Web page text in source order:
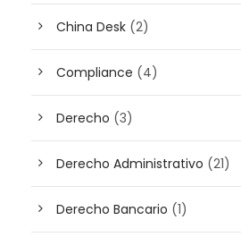
China Desk (2)
Compliance (4)
Derecho (3)
Derecho Administrativo (21)
Derecho Bancario (1)